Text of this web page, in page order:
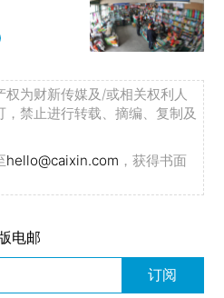
为财新传媒及/或相关权利人
禁止进行转载、摘编、复制及
hello@caixin.com ，获得书面
电邮
订阅